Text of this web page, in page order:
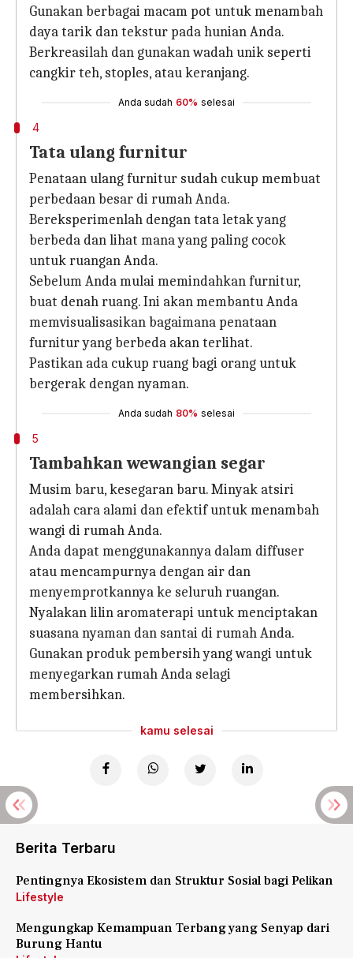
Gunakan berbagai macam pot untuk menambah
daya tarik dan tekstur pada hunian Anda.
Berkreasilah dan gunakan wadah unik seperti
cangkir teh, stoples, atau keranjang.
Anda sudah 60% selesai
4
Tata ulang furnitur
Penataan ulang furnitur sudah cukup membuat
perbedaan besar di rumah Anda.
Bereksperimenlah dengan tata letak yang
berbeda dan lihat mana yang paling cocok
untuk ruangan Anda.
Sebelum Anda mulai memindahkan furnitur,
buat denah ruang. Ini akan membantu Anda
memvisualisasikan bagaimana penataan
furnitur yang berbeda akan terlihat.
Pastikan ada cukup ruang bagi orang untuk
bergerak dengan nyaman.
Anda sudah 80% selesai
5
Tambahkan wewangian segar
Musim baru, kesegaran baru. Minyak atsiri
adalah cara alami dan efektif untuk menambah
wangi di rumah Anda.
Anda dapat menggunakannya dalam diffuser
atau mencampurnya dengan air dan
menyemprotkannya ke seluruh ruangan.
Nyalakan lilin aromaterapi untuk menciptakan
suasana nyaman dan santai di rumah Anda.
Gunakan produk pembersih yang wangi untuk
menyegarkan rumah Anda selagi
membersihkan.
kamu selesai
Berita Terbaru
Pentingnya Ekosistem dan Struktur Sosial bagi Pelikan
Lifestyle
Mengungkap Kemampuan Terbang yang Senyap dari
Burung Hantu